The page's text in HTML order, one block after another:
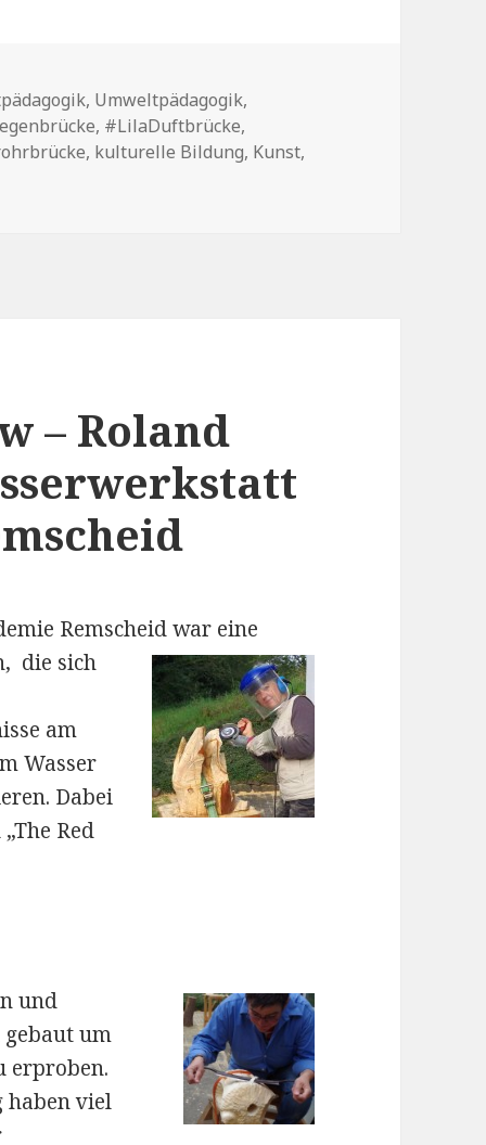
, Umweltpädagogik,
, #LilaDuftbrücke,
, kulturelle Bildung, Kunst,
– Roland
Remscheid war eine
die sich
am
Wasser
Dabei
Red
und
um
erproben.
haben viel